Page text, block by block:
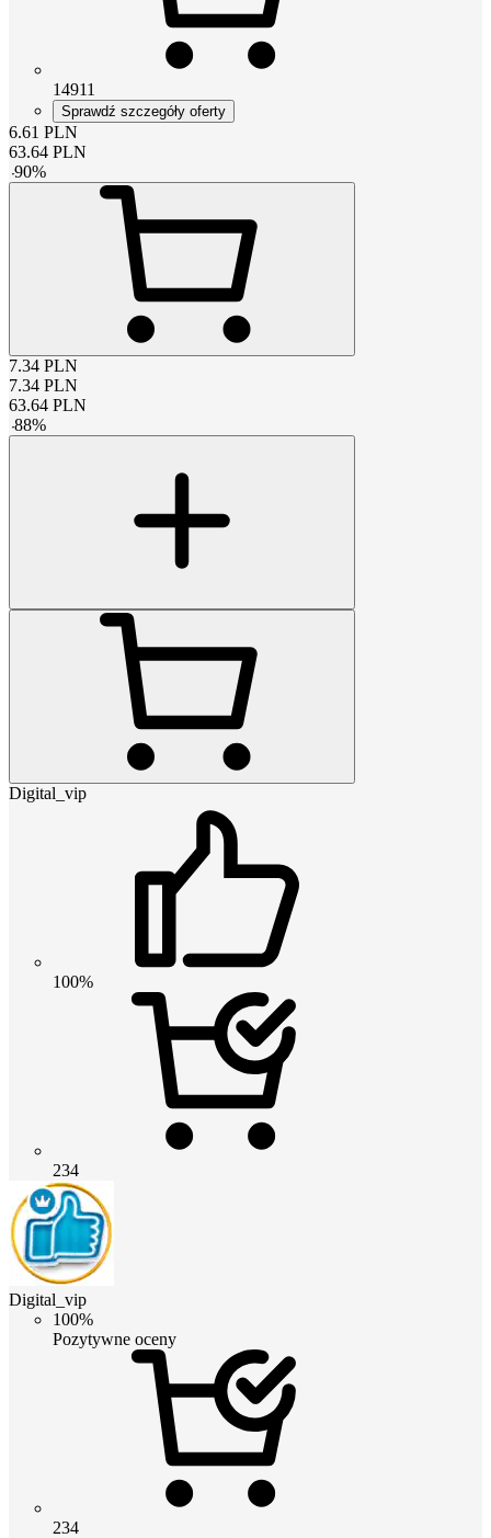
14911
Sprawdź szczegóły oferty
6.61 PLN
63.64 PLN
-90%
7.34 PLN
7.34 PLN
63.64 PLN
-88%
Digital_vip
100%
234
Digital_vip
100%
Pozytywne oceny
234